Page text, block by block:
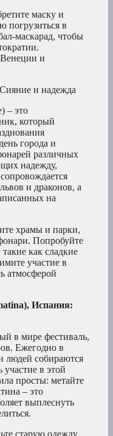
маску и
погрузиться в
маскарад, чтобы
и
Сияние и надежда
– это
который
города и
различных
надежду,
и драконов, а
на
храмы и парки,
Попробуйте
как сладкие
участие в
атмосферой
Испания:
в мире фестиваль,
Ежегодно в
людей собираются
в этой
просты: метайте
– это
выплеснуть